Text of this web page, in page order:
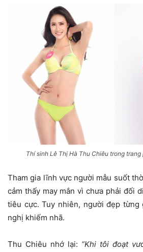
Thí sinh Lê Thị Hà Thu Chiêu trong
Tham gia lĩnh vực người mẫu suốt
cảm thấy may mắn vì chưa phải đối
tiêu cực. Tuy nhiên, người đẹp từng
nghị khiếm nhã.
Thu Chiêu nhớ lại: “Khi tôi đoạt